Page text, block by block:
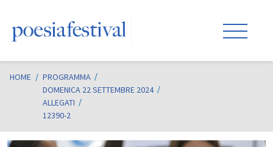
HOME / PROGRAMMA
DOMENICA 22 SETTEMBRE 2024
ALLEGATI
12390-2